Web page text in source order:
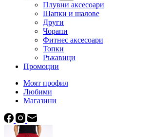
Плувни аксесоари
Шапки и шалове
Други
Чорапи
Фитнес аксесоари
Топки
Ръкавици
Промоции
Моят профил
Любими
Магазини